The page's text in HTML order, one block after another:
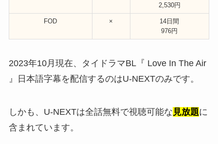
2,530円
FOD ×
14日間
976円
2023年10月現在、タイドラマBL『 Love In The Air
』日本語字幕を配信するのはU-NEXTのみです。
しかも、U-NEXTは全話無料で視聴可能な 見放題に
含まれています。